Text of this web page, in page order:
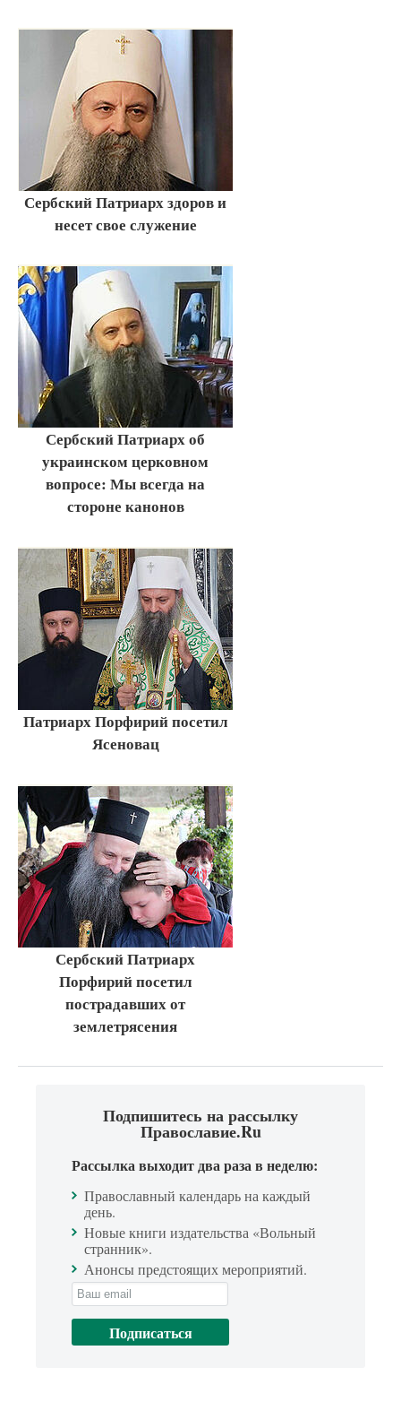
Сербский Патриарх здоров и
несет свое служение
Сербский Патриарх об
украинском церковном
вопросе: Мы всегда на
стороне канонов
Патриарх Порфирий посетил
Ясеновац
Сербский Патриарх
Порфирий посетил
пострадавших от
землетрясения
Подпишитесь на рассылку
Православие.Ru
Рассылка выходит два раза в неделю:
Православный календарь на каждый
день.
Новые книги издательства «Вольный
странник».
Анонсы предстоящих мероприятий.